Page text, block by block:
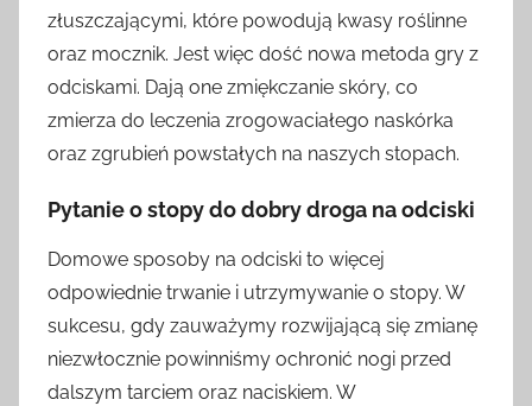
złuszczającymi, które powodują kwasy roślinne
oraz mocznik. Jest więc dość nowa metoda gry z
odciskami. Dają one zmiękczanie skóry, co
zmierza do leczenia zrogowaciałego naskórka
oraz zgrubień powstałych na naszych stopach.
Pytanie o stopy do dobry droga na odciski
Domowe sposoby na odciski to więcej
odpowiednie trwanie i utrzymywanie o stopy. W
sukcesu, gdy zauważymy rozwijającą się zmianę
niezwłocznie powinniśmy ochronić nogi przed
dalszym tarciem oraz naciskiem. W